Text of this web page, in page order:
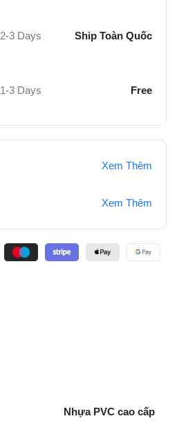
2-3 Days Ship Toàn Quốc
1-3 Days Free
Xem Thêm
Xem Thêm
Nhựa PVC cao cấp